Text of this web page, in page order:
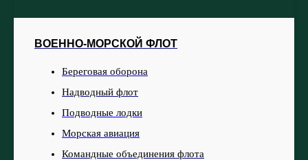
ВОЕННО-МОРСКОЙ ФЛОТ
Береговая оборона
Надводный флот
Подводные лодки
Морская авиация
Командные объединения флота